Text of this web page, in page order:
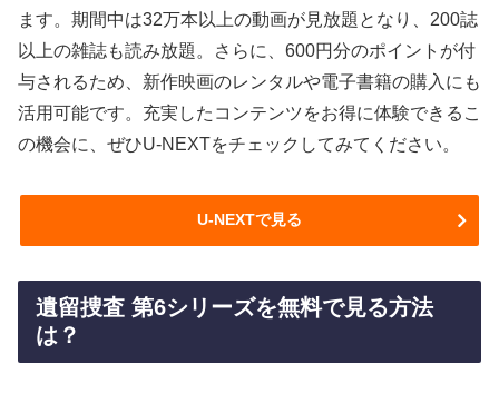
ます。期間中は32万本以上の動画が見放題となり、200誌
以上の雑誌も読み放題。さらに、600円分のポイントが付
与されるため、新作映画のレンタルや電子書籍の購入にも
活用可能です。充実したコンテンツをお得に体験できるこ
の機会に、ぜひU-NEXTをチェックしてみてください。
U-NEXTで見る
遺留捜査 第6シリーズを無料で見る方法
は？